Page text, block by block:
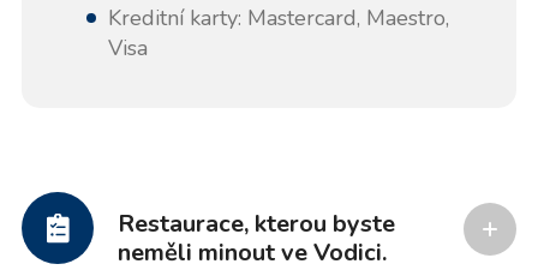
Kreditní karty: Mastercard, Maestro,
Visa
Restaurace, kterou byste
neměli minout ve Vodici.